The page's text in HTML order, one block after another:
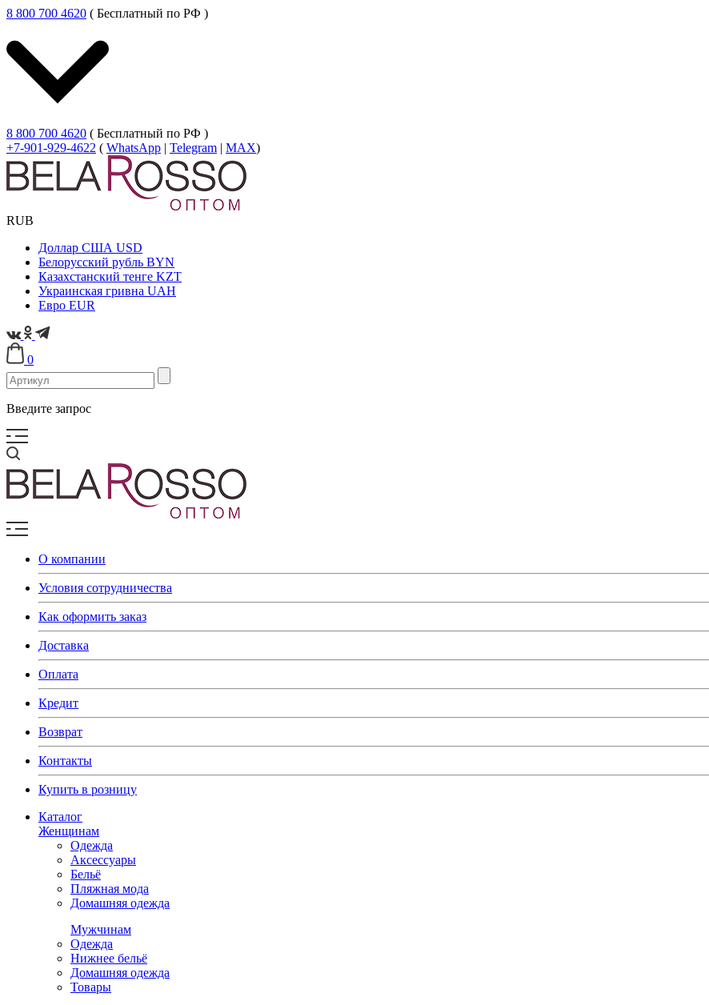
8 800 700 4620 ( Бесплатный по РФ )
8 800 700 4620 ( Бесплатный по РФ )
+7-901-929-4622 ( WhatsApp | Telegram | MAX)
RUB
Доллар США USD
Белорусский рубль BYN
Казахстанский тенге KZT
Украинская гривна UAH
Евро EUR
0
Введите запрос
О компании
Условия сотрудничества
Как оформить заказ
Доставка
Оплата
Кредит
Возврат
Контакты
Купить в розницу
Каталог
Женщинам
Одежда
Аксессуары
Бельё
Пляжная мода
Домашняя одежда
Мужчинам
Одежда
Нижнее бельё
Домашняя одежда
Товары